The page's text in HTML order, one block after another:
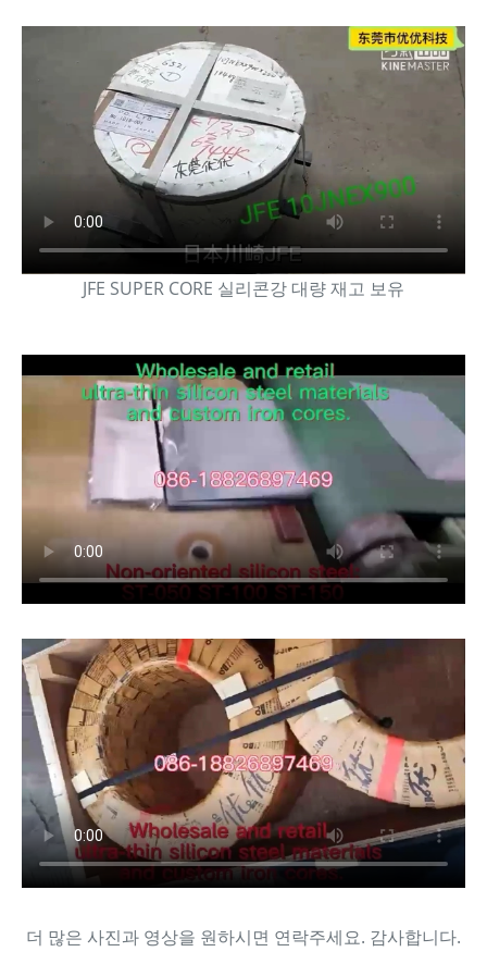
JFE SUPER CORE 실리콘강 대량 재고 보유
더 많은 사진과 영상을 원하시면 연락주세요. 감사합니다.